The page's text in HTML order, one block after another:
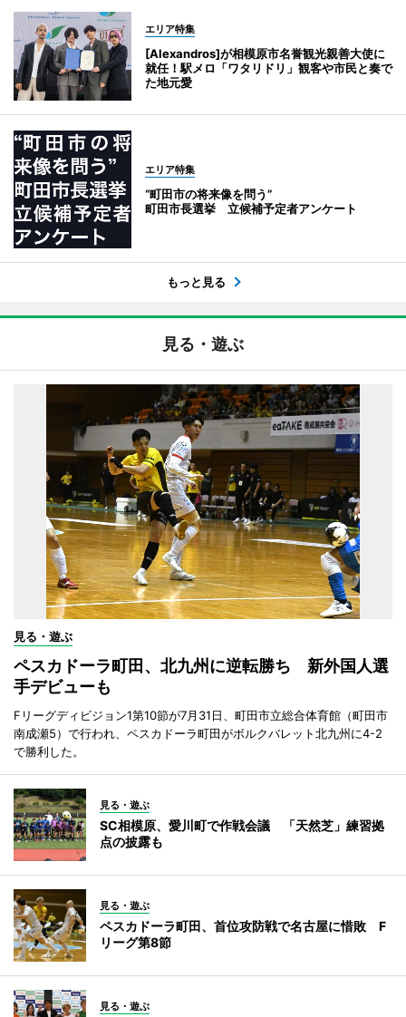
エリア特集
[Alexandros]が相模原市名誉観光親善大使に
就任！駅メロ「ワタリドリ」観客や市民と奏で
た地元愛
エリア特集
“町田市の将来像を問う”
町田市長選挙 立候補予定者アンケート
もっと見る
見る・遊ぶ
見る・遊ぶ
ペスカドーラ町田、北九州に逆転勝ち 新外国人選
手デビューも
Fリーグディビジョン1第10節が7月31日、町田市立総合体育館（町田市
南成瀬5）で行われ、ペスカドーラ町田がボルクバレット北九州に4-2
で勝利した。
見る・遊ぶ
SC相模原、愛川町で作戦会議 「天然芝」練習拠
点の披露も
見る・遊ぶ
ペスカドーラ町田、首位攻防戦で名古屋に惜敗 F
リーグ第8節
見る・遊ぶ